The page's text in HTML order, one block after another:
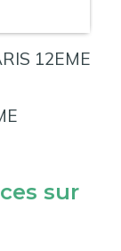
12EME
sur